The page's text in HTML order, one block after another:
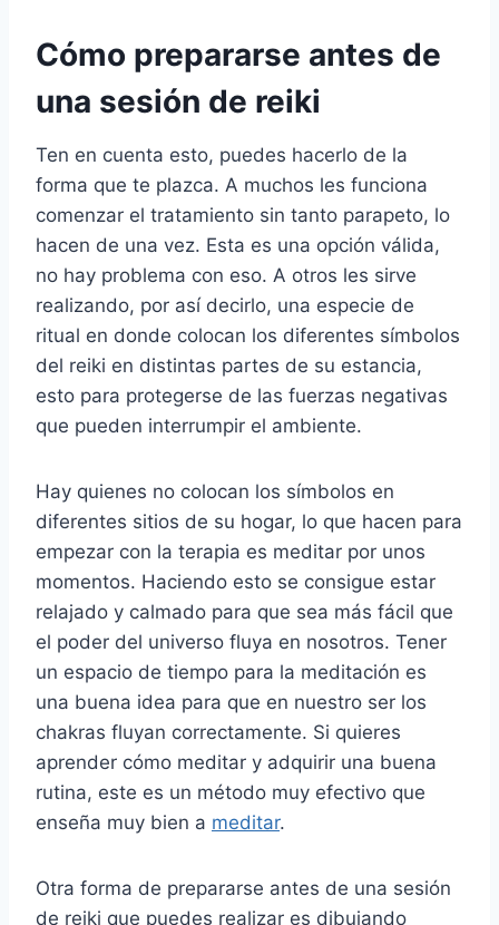
Cómo prepararse antes de
una sesión de reiki
Ten en cuenta esto, puedes hacerlo de la
forma que te plazca. A muchos les funciona
comenzar el tratamiento sin tanto parapeto, lo
hacen de una vez. Esta es una opción válida,
no hay problema con eso. A otros les sirve
realizando, por así decirlo, una especie de
ritual en donde colocan los diferentes símbolos
del reiki en distintas partes de su estancia,
esto para protegerse de las fuerzas negativas
que pueden interrumpir el ambiente.
Hay quienes no colocan los símbolos en
diferentes sitios de su hogar, lo que hacen para
empezar con la terapia es meditar por unos
momentos. Haciendo esto se consigue estar
relajado y calmado para que sea más fácil que
el poder del universo fluya en nosotros. Tener
un espacio de tiempo para la meditación es
una buena idea para que en nuestro ser los
chakras fluyan correctamente. Si quieres
aprender cómo meditar y adquirir una buena
rutina, este es un método muy efectivo que
enseña muy bien a meditar.
Otra forma de prepararse antes de una sesión
de reiki que puedes realizar es dibujando